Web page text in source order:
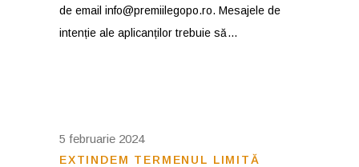
de email info@premiilegopo.ro. Mesajele de
intenție ale aplicanților trebuie să
5 februarie 2024
EXTINDEM TERMENUL LIMITĂ